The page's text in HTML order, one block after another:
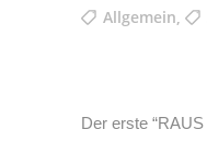
Allgemein,
Der erste